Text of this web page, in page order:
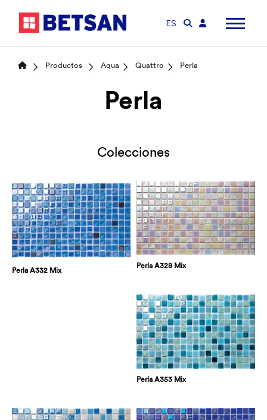
ES
Productos Aqua Quattro Perla
Perla
Colecciones
Perla A332 Mix
Perla A328 Mix
Perla A353 Mix